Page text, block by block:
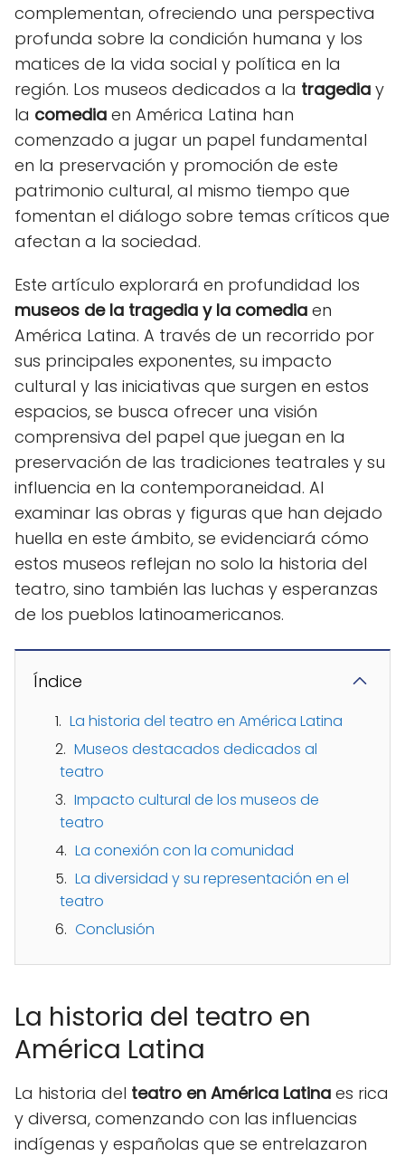
complementan, ofreciendo una perspectiva
profunda sobre la condición humana y los
matices de la vida social y política en la
región. Los museos dedicados a la tragedia y
la comedia en América Latina han
comenzado a jugar un papel fundamental
en la preservación y promoción de este
patrimonio cultural, al mismo tiempo que
fomentan el diálogo sobre temas críticos que
afectan a la sociedad.
Este artículo explorará en profundidad los
museos de la tragedia y la comedia en
América Latina. A través de un recorrido por
sus principales exponentes, su impacto
cultural y las iniciativas que surgen en estos
espacios, se busca ofrecer una visión
comprensiva del papel que juegan en la
preservación de las tradiciones teatrales y su
influencia en la contemporaneidad. Al
examinar las obras y figuras que han dejado
huella en este ámbito, se evidenciará cómo
estos museos reflejan no solo la historia del
teatro, sino también las luchas y esperanzas
de los pueblos latinoamericanos.
Índice
La historia del teatro en América Latina
Museos destacados dedicados al
teatro
Impacto cultural de los museos de
teatro
La conexión con la comunidad
La diversidad y su representación en el
teatro
Conclusión
La historia del teatro en
América Latina
La historia del teatro en América Latina es rica
y diversa, comenzando con las influencias
indígenas y españolas que se entrelazaron